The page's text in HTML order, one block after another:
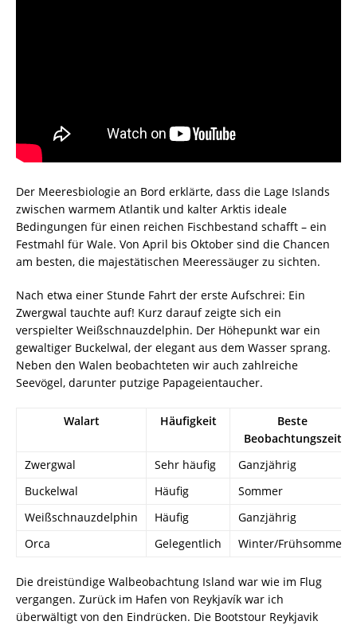
Der Meeresbiologie an Bord erklärte, dass die Lage Islands
zwischen warmem Atlantik und kalter Arktis ideale
Bedingungen für einen reichen Fischbestand schafft – ein
Festmahl für Wale. Von April bis Oktober sind die Chancen
am besten, die majestätischen Meeressäuger zu sichten.
Nach etwa einer Stunde Fahrt der erste Aufschrei: Ein
Zwergwal tauchte auf! Kurz darauf zeigte sich ein
verspielter Weißschnauzdelphin. Der Höhepunkt war ein
gewaltiger Buckelwal, der elegant aus dem Wasser sprang.
Neben den Walen beobachteten wir auch zahlreiche
Seevögel, darunter putzige Papageientaucher.
Walart Häufigkeit
Beste
Beobachtungszeit
Zwergwal
Sehr häufig
Ganzjährig
Buckelwal
Häufig
Sommer
Weißschnauzdelphin
Häufig
Ganzjährig
Orca
Gelegentlich Winter/Frühsommer
Die dreistündige Walbeobachtung Island war wie im Flug
vergangen. Zurück im Hafen von Reykjavík war ich
überwältigt von den Eindrücken. Die Bootstour Reykjavik